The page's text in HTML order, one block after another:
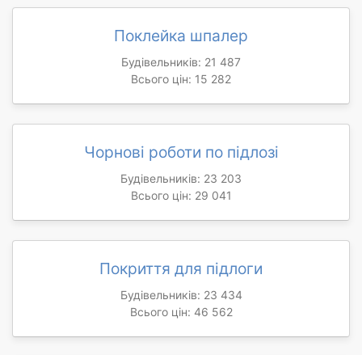
Поклейка шпалер
Будівельників: 21 487
Всього цін: 15 282
Чорнові роботи по підлозі
Будівельників: 23 203
Всього цін: 29 041
Покриття для підлоги
Будівельників: 23 434
Всього цін: 46 562